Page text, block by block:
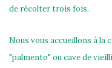
de récolter trois fois.
Nous vous accueillons à la
"palmento" ou cave de